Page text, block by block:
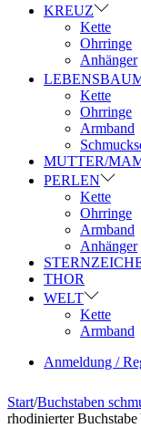
KREUZ
Kette
Ohrringe
Anhänger
Kette
Ohrringe
Armband
MUTTER/
PERLEN
Kette
Ohrringe
Armband
Anhänger
THOR
WELT
Kette
Armband
Anmeldung /
Start/Buchstaben
rhodinierter